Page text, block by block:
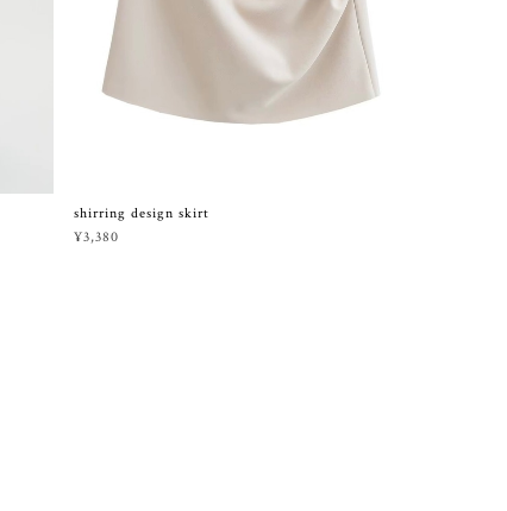
shirring design skirt
¥3,380